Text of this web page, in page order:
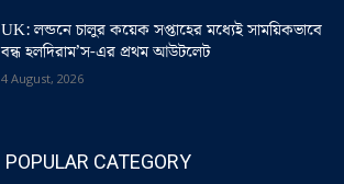
UK: লন্ডনে চালুর কয়েক সপ্তাহের মধ্যেই সাময়িকভাবে
বন্ধ হলদিরাম’স-এর প্রথম আউটলেট
4 August, 2026
POPULAR CATEGORY